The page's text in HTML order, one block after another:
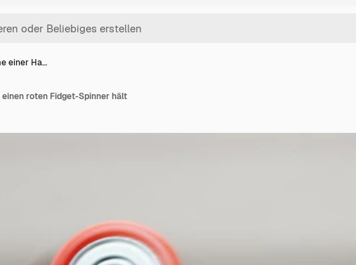
einer Ha…
roten Fidget-Spinner hält